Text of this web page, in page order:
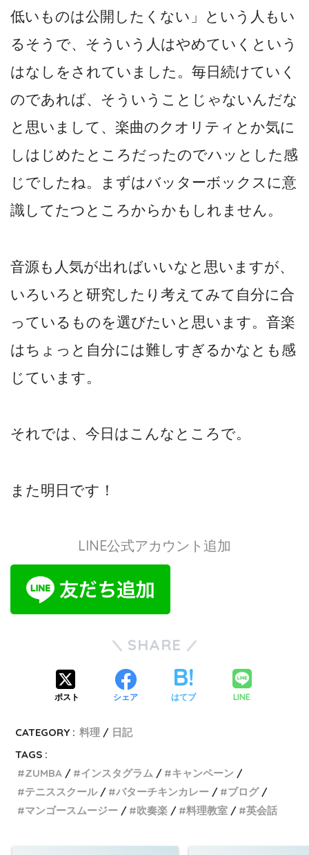
低いものは公開したくない」という人もい
るそうで、そういう人はやめていくという
はなしをされていました。毎日続けていく
のであれば、そういうことじゃないんだな
と思いまして、楽曲のクオリティとか気に
しはじめたところだったのでハッとした感
じでしたね。まずはバッターボックスに意
識してたつところからかもしれません。
音源も人気が出ればいいなと思いますが、
いろいろと研究したり考えてみて自分に合
っているものを選びたいと思います。音楽
はちょっと自分には難しすぎるかなとも感
じています。
それでは、今日はこんなところで。
また明日です！
LINE公式アカウント追加
SHARE
ポスト シェア はてブ LINE
CATEGORY : 料理
日記
TAGS :
ZUMBA
インスタグラム
キャンペーン
テニススクール
バターチキンカレー
ブログ
マンゴースムージー
吹奏楽 料理教室 英会話